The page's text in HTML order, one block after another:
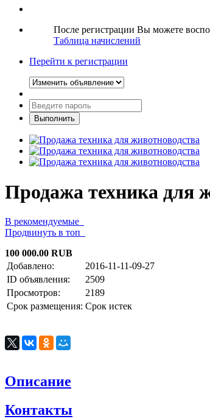
После регистрации Вы можете
Таблица начислений
Перейти к регистрации
Продажа техника для
В рекомендуемые
Продвинуть в топ
100 000.00 RUB
Добавлено:
2016-11-11-09-27
ID объявления:
2509
Просмотров:
2189
Срок размещения: Срок истек
Описание
Контакты